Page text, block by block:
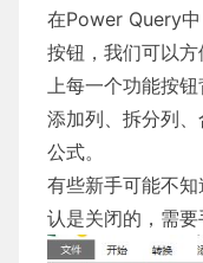
在Power Query
按钮，我们可以
上每一个功能按
添加列、拆分列
公式。
有些新手可能不
认是关闭的，需要